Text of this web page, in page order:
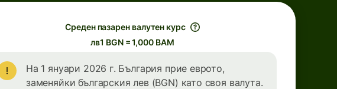
Среден пазарен валутен курс
лв1 BGN = 1,000 BAM
На 1 януари 2026 г. България прие еврото,
заменяйки българския лев (BGN) като своя валута.